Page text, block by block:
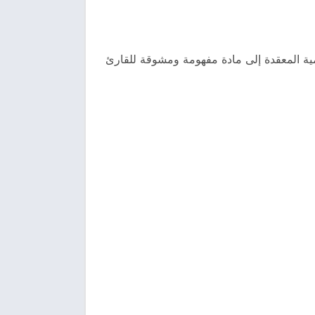
المعقدة إلى مادة مفهومة ومشوقة للقارئ